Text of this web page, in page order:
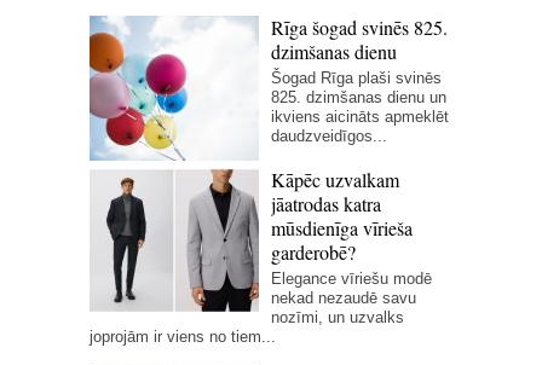
Rīga šogad svinēs 825.
dzimšanas dienu
Šogad Rīga plaši svinēs
825. dzimšanas dienu un
ikviens aicināts apmeklēt
daudzveidīgos...
Kāpēc uzvalkam
jāatrodas katra
mūsdienīga vīrieša
garderobē?
Elegance vīriešu modē
nekad nezaudē savu
nozīmi, un uzvalks
joprojām ir viens no tiem...